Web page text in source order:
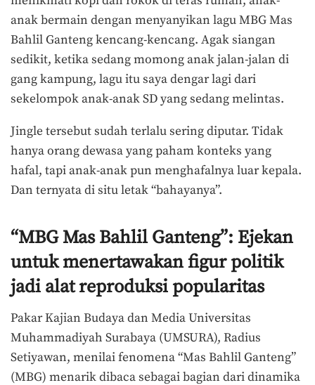
anak bermain dengan menyanyikan lagu MBG Mas
Bahlil Ganteng kencang-kencang. Agak siangan
sedikit, ketika sedang momong anak jalan-jalan di
gang kampung, lagu itu saya dengar lagi dari
sekelompok anak-anak SD yang sedang melintas.
Jingle tersebut sudah terlalu sering diputar. Tidak
hanya orang dewasa yang paham konteks yang
hafal, tapi anak-anak pun menghafalnya luar kepala.
Dan ternyata di situ letak “bahayanya”.
“MBG Mas Bahlil Ganteng”: Ejekan
untuk menertawakan figur politik
jadi alat reproduksi popularitas
Pakar Kajian Budaya dan Media Universitas
Muhammadiyah Surabaya (UMSURA), Radius
Setiyawan, menilai fenomena “Mas Bahlil Ganteng”
(MBG) menarik dibaca sebagai bagian dari dinamika